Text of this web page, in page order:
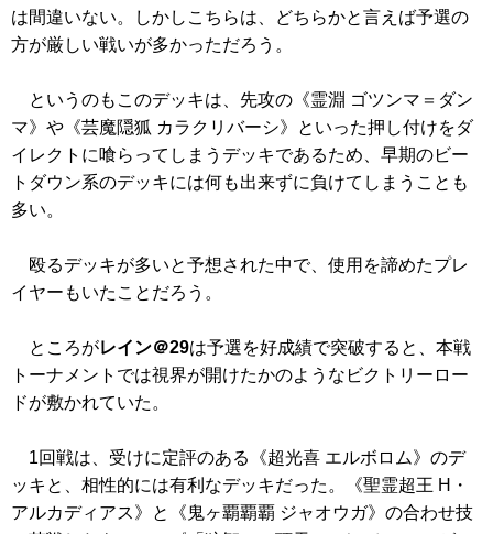
は間違いない。しかしこちらは、どちらかと言えば予選の
方が厳しい戦いが多かっただろう。
というのもこのデッキは、先攻の 《霊淵 ゴツンマ＝ダン
マ》 や 《芸魔隠狐 カラクリバーシ》
といった押し付けをダ
イレクトに喰らってしまうデッキであるため、早期のビー
トダウン系のデッキには何も出来ずに負けてしまうことも
多い。
殴るデッキが多いと予想された中で、使用を諦めたプレ
イヤーもいたことだろう。
ところがレイン＠29は予選を好成績で突破すると、本戦
トーナメントでは視界が開けたかのようなビクトリーロー
ドが敷かれていた。
1回戦は、受けに定評のある 《超光喜 エルボロム》 のデ
ッキと、相性的には有利なデッキだった。
《聖霊超王 H・
アルカディアス》
と 《鬼ヶ覇覇覇 ジャオウガ》 の合わせ技